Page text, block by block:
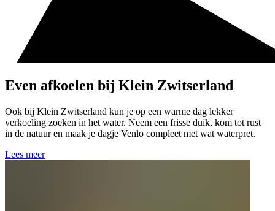
Even afkoelen bij Klein Zwitserland
Ook bij Klein Zwitserland kun je op een warme dag lekker
verkoeling zoeken in het water. Neem een frisse duik, kom tot rust
in de natuur en maak je dagje Venlo compleet met wat waterpret.
Lees meer